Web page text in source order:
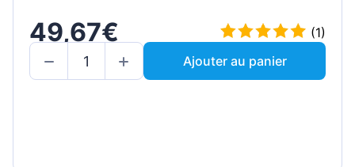
49,67€
(1)
Ajouter au panier